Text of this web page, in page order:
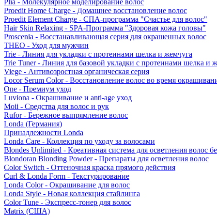
Plia - Молекулярное моделирование волос
Proedit Home Charge - Домашнее восстановление волос
Proedit Element Charge - СПА-программа "Счастье для волос"
Hair Skin Relaxing - SPA-Программа "Здоровая кожа головы"
Proscenia - Восстанавливающая серия для окрашенных волос
THEO - Уход для мужчин
Trie - Линия для укладки с протеинами шелка и жемчуга
Trie Tuner - Линия для базовой укладки с протеинами шелка и
Viege - Антивозростная органическая серия
Locor Serum Color - Восстановление волос во время
One - Премиум уход
Luviona - Окрашивание и anti-age уход
Moii - Средства для волос и рук
Rufor - Бережное выпрямление волос
Londa (Германия)
Принадлежности Londa
Londa Care - Коллекция по уходу за волосами
Blondes Unlimited - Креативная система для осветления волос
Blondoran Blonding Powder - Препараты для осветления волос
Color Switch - Оттеночная краска прямого действия
Curl & Londa Form - Текстурирование
Londa Color - Окрашивание для волос
Londa Style - Новая коллекция стайлинга
Color Tune - Экспресс-тонер для волос
Matrix (США)